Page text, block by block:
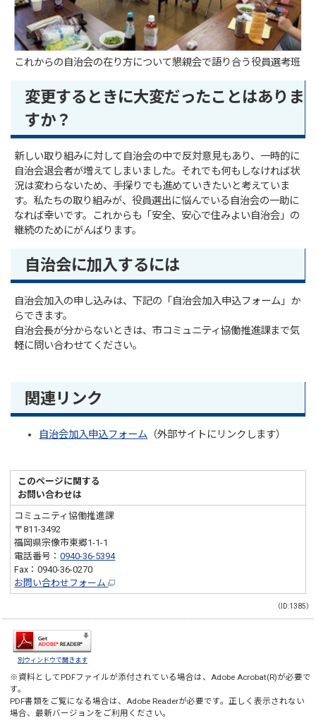
これからの自治会の在り方について懇親会で語り合う役員選考班
変更するときに大変だったことはありま
すか？
新しい取り組みに対して自治会の中で反対意見もあり、一時的に
自治会退会者が増えてしまいました。それでも何もしなければ状
況は変わらないため、手探りでも進めていきたいと考えていま
す。私たちの取り組みが、役員選出に悩んでいる自治会の一助に
なれば幸いです。これからも「安全、安心で住みよい自治会」の
継続のためにがんばります。
自治会に加入するには
自治会加入の申し込みは、下記の「自治会加入申込フォーム」か
らできます。
自治会長が分からないときは、市コミュニティ協働推進課まで気
軽に問い合わせてください。
関連リンク
自治会加入申込フォーム （外部サイトにリンクします）
このページに関する
お問い合わせは
コミュニティ協働推進課
〒811-3492
福岡県宗像市東郷1-1-1
電話番号：0940-36-5394
Fax：0940-36-0270
お問い合わせフォーム
（ID:1385）
別ウィンドウで開きます
※資料としてPDFファイルが添付されている場合は、 Adobe Acrobat(R)が必要で
す。
PDF書類をご覧になる場合は、 Adobe Readerが必要です。正しく表示されない
場合、最新バージョンをご利用ください。